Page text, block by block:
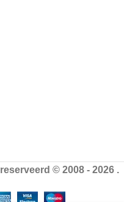
© 2008 - 2026 .